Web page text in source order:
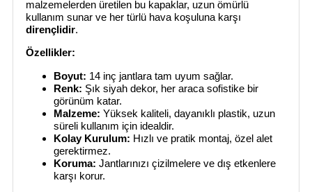
malzemelerden üretilen bu kapaklar, uzun ömürlü
kullanım sunar ve her türlü hava koşuluna karşı
dirençlidir.
Özellikler:
Boyut: 14 inç jantlara tam uyum sağlar.
Renk: Şık siyah dekor, her araca sofistike bir
görünüm katar.
Malzeme: Yüksek kaliteli, dayanıklı plastik, uzun
süreli kullanım için idealdir.
Kolay Kurulum: Hızlı ve pratik montaj, özel alet
gerektirmez.
Koruma: Jantlarınızı çizilmelere ve dış etkenlere
karşı korur.